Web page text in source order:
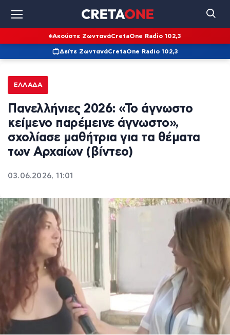
Ακούστε ΖωντανάCretaOne Radio 102,3
Δείτε ΖωντανάCretaOne Radio 102,3
ΕΛΛΆΔΑ
Πανελλήνιες 2026: «Το άγνωστο
κείμενο παρέμεινε άγνωστο»,
σχολίασε μαθήτρια για τα θέματα
των Αρχαίων (βίντεο)
03.06.2026, 11:01